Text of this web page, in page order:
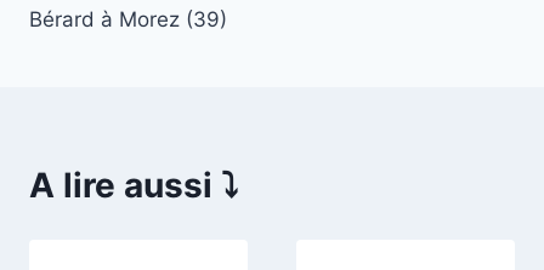
Bérard à Morez (39)
A lire aussi ⤵️